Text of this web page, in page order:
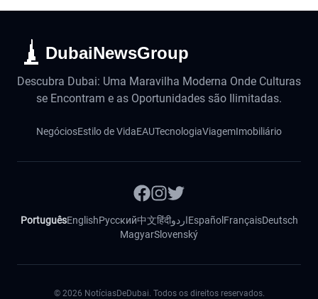
DubaiNewsGroup
Descubra Dubai: Uma Maravilha Moderna Onde Culturas
se Encontram e as Oportunidades são Ilimitadas.
NegóciosEstilo de VidaEAUTecnologiaViagemImobiliário
PortuguêsEnglishРусский中文हिंदीاردوEspañol FrançaisDeutsch
MagyarSlovenský
© 2026 NotíciasDeDubai. Todos os direitos reservados.